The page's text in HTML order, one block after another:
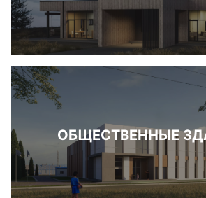
ОБЩЕСТВЕННЫЕ